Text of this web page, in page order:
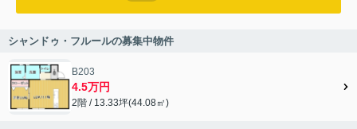
シャンドゥ・フルールの募集中物件
B203
4.5万円
2階 / 13.33坪(44.08㎡)